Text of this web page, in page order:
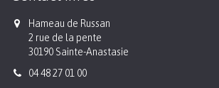
Hameau de Russan
2 rue de la pente
30190 Sainte-Anastasie
04 48 27 01 00